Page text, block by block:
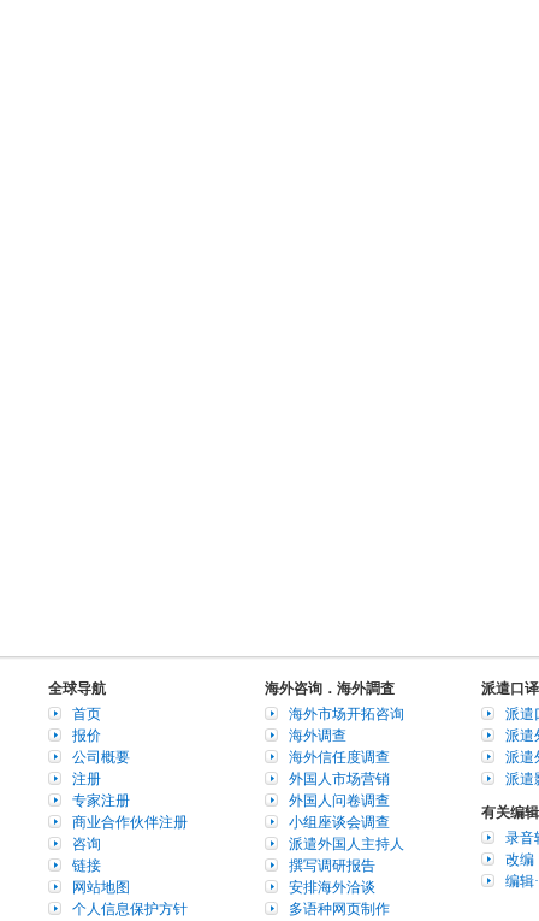
全球导航
首页
报价
公司概要
注册
专家注册
商业合作伙伴注册
咨询
链接
网站地图
个人信息保护方针
海外咨询．海外調査
海外市场开拓咨询
海外调查
海外信任度调查
外国人市场营销
外国人问卷调查
小组座谈会调查
派遣外国人主持人
撰写调研报告
安排海外洽谈
多语种网页制作
派遣口
派遣
派遣
派遣
派遣
有关编辑
录音
改编
编辑